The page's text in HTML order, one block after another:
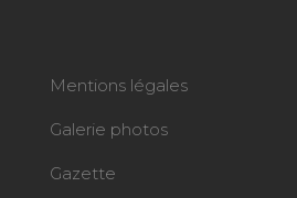
Mentions légales
Galerie photos
Gazette